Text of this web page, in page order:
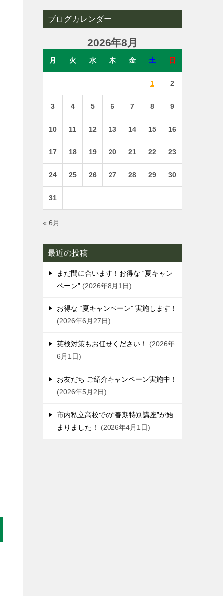
ブログカレンダー
2026年8月
月 火 水 木 金 土 日
1 2
3 4 5 6 7 8 9
10 11 12 13 14 15 16
17 18 19 20 21 22 23
24 25 26 27 28 29 30
31
« 6月
最近の投稿
まだ間に合います！お得な “夏キャン
ペーン”
2026年8月1日
お得な “夏キャンペーン” 実施します！
2026年6月27日
英検対策もお任せください！
2026年
6月1日
お友だち ご紹介キャンペーン実施中！
2026年5月2日
市内私立高校での“春期特別講座”が始
まりました！
2026年4月1日